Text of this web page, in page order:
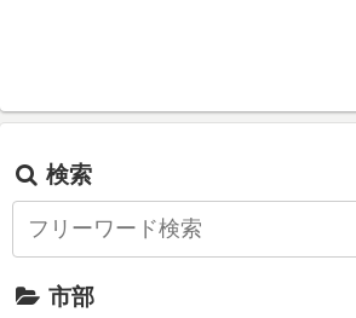
検索
市部